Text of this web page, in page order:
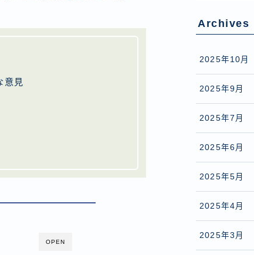
意見
OPEN
Archives
2025年10月
2025年9月
2025年7月
2025年6月
2025年5月
2025年4月
2025年3月